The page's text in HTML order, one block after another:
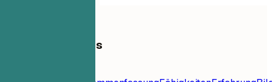
Inhaltsverzeichnis